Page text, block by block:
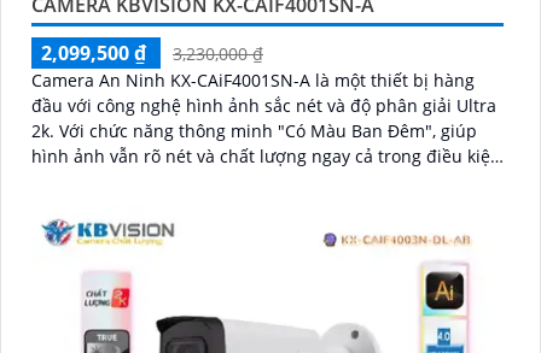
2,099,500 ₫
3,230,000 ₫
Camera An Ninh KX-CAiF4001SN-A là một thiết bị hàng
đầu với công nghệ hình ảnh sắc nét và độ phân giải Ultra
2k. Với chức năng thông minh "Có Màu Ban Đêm", giúp
hình ảnh vẫn rõ nét và chất lượng ngay cả trong điều kiện